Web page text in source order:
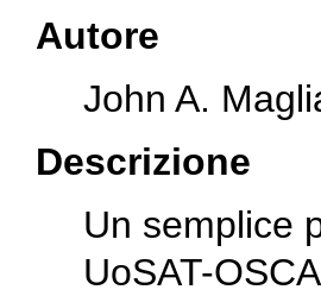
Autore
John A.
Descrizione
Un semplice
UoSAT-